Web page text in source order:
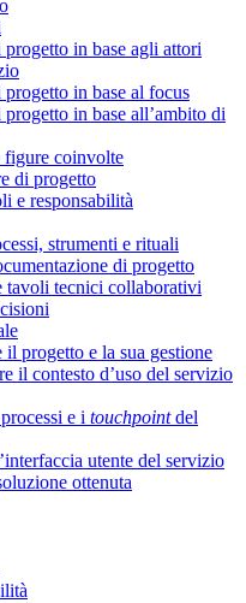
in base agli attori
in base al focus
in base all’ambito di
figure coinvolte
di progetto
e responsabilità
strumenti e rituali
di progetto
tavoli tecnici collaborativi
progetto e la sua gestione
il contesto d’uso del servizio
e i touchpointdel
utente del servizio
ottenuta